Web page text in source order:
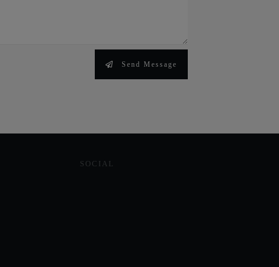
Send Message
SOCIAL